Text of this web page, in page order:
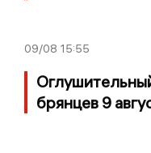
09/08 15:55
брянцев 9